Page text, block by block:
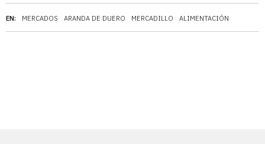
EN: MERCADOS ARANDA DE DUERO MERCADILLO ALIMENTACIÓN